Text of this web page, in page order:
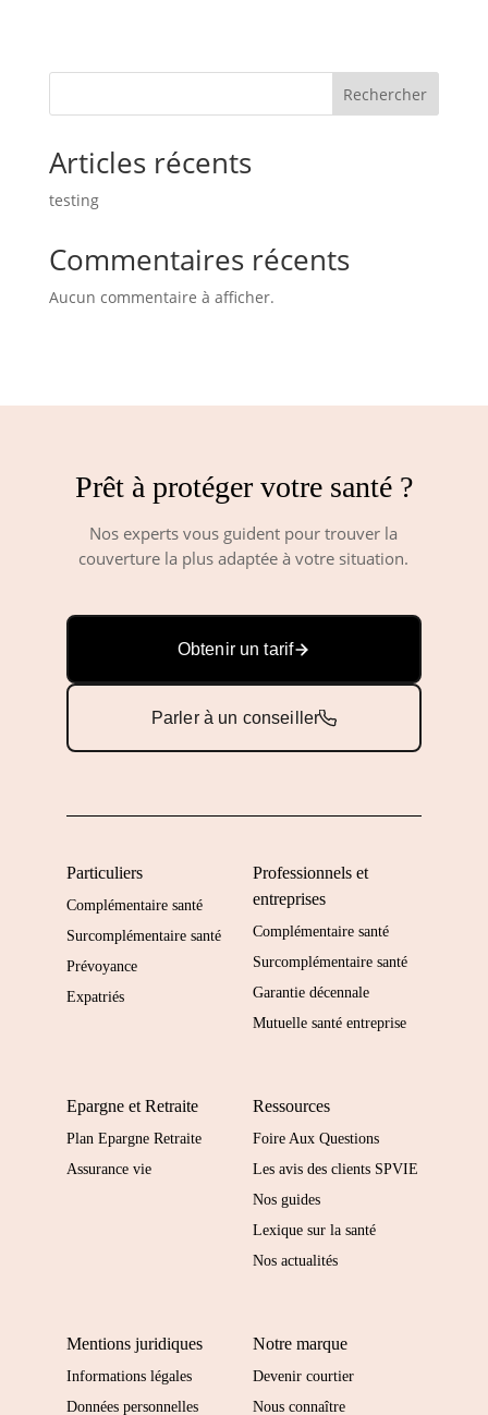
Rechercher
Articles récents
testing
Commentaires récents
Aucun commentaire à afficher.
Prêt à protéger votre santé ?
Nos experts vous guident pour trouver la
couverture la plus adaptée à votre situation.
Obtenir un tarif
Parler à un conseiller
Particuliers
Complémentaire santé
Surcomplémentaire santé
Prévoyance
Expatriés
Professionnels et
entreprises
Complémentaire santé
Surcomplémentaire santé
Garantie décennale
Mutuelle santé entreprise
Epargne et Retraite
Plan Epargne Retraite
Assurance vie
Ressources
Foire Aux Questions
Les avis des clients SPVIE
Nos guides
Lexique sur la santé
Nos actualités
Mentions juridiques
Informations légales
Données personnelles
Notre marque
Devenir courtier
Nous connaître